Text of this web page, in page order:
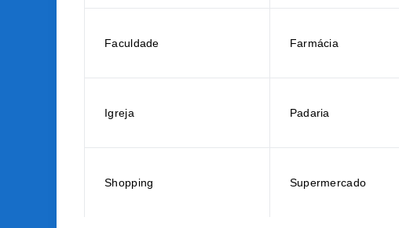
Faculdade Farmácia
Igreja Padaria
Shopping Supermercado